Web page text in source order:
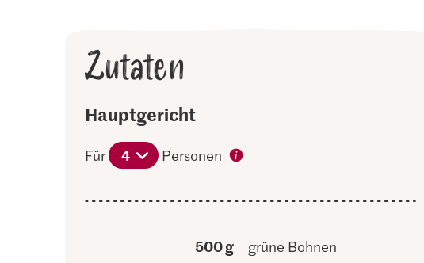
Zutaten
Hauptgericht
Für 4 Personen
500 g
grüne Bohnen